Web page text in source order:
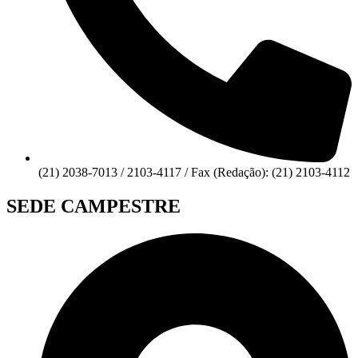
(21) 2038-7013 / 2103-4117 / Fax (Redação): (21) 2103-4112
SEDE CAMPESTRE